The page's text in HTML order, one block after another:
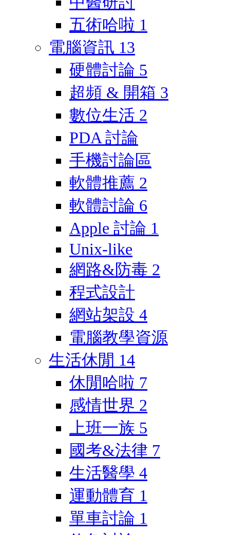
五術哈啦 1
電腦資訊 13
硬體討論 5
超頻 & 開箱 3
數位生活 2
PDA 討論
手機討論區
軟體推薦 2
軟體討論 6
Apple 討論 1
Unix-like
網路&防毒 2
程式設計
網站架設 4
電腦教學資源
生活休閒 14
休閒哈啦 7
感情世界 2
上班一族 5
國考&法律 7
生活醫學 4
運動體育 1
單車討論 1